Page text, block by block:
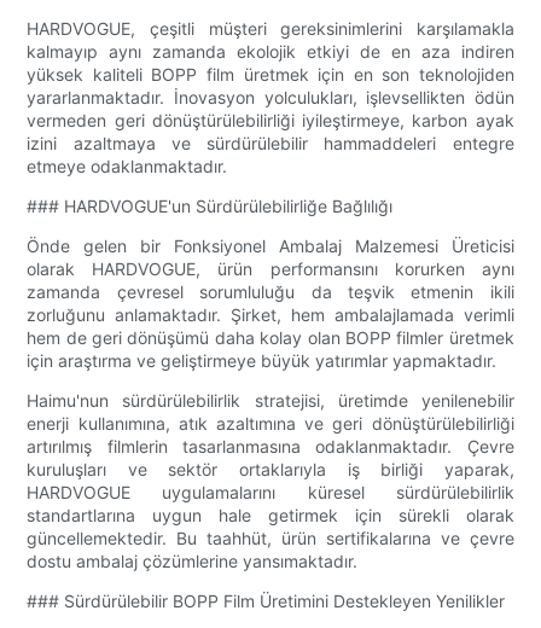
HARDVOGUE, çeşitli müşteri gereksinimlerini karşılamakla
kalmayıp aynı zamanda ekolojik etkiyi de en aza indiren
yüksek kaliteli BOPP film üretmek için en son teknolojiden
yararlanmaktadır. İnovasyon yolculukları, işlevsellikten ödün
vermeden geri dönüştürülebilirliği iyileştirmeye, karbon ayak
izini azaltmaya ve sürdürülebilir hammaddeleri entegre
etmeye odaklanmaktadır.
### HARDVOGUE'un Sürdürülebilirliğe Bağlılığı
Önde gelen bir Fonksiyonel Ambalaj Malzemesi Üreticisi
olarak HARDVOGUE, ürün performansını korurken aynı
zamanda çevresel sorumluluğu da teşvik etmenin ikili
zorluğunu anlamaktadır. Şirket, hem ambalajlamada verimli
hem de geri dönüşümü daha kolay olan BOPP filmler üretmek
için araştırma ve geliştirmeye büyük yatırımlar yapmaktadır.
Haimu'nun sürdürülebilirlik stratejisi, üretimde yenilenebilir
enerji kullanımına, atık azaltımına ve geri dönüştürülebilirliği
artırılmış filmlerin tasarlanmasına odaklanmaktadır. Çevre
kuruluşları ve sektör ortaklarıyla iş birliği yaparak,
HARDVOGUE uygulamalarını küresel sürdürülebilirlik
standartlarına uygun hale getirmek için sürekli olarak
güncellemektedir. Bu taahhüt, ürün sertifikalarına ve çevre
dostu ambalaj çözümlerine yansımaktadır.
### Sürdürülebilir BOPP Film Üretimini Destekleyen Yenilikler